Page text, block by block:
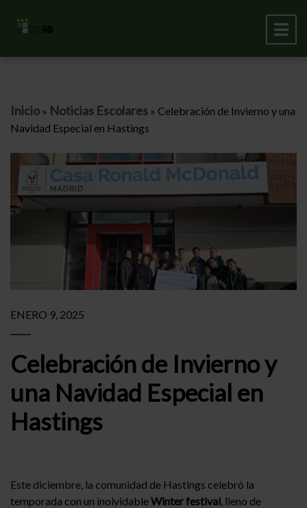
Inicio » Noticias Escolares » Celebración de Invierno y una
Navidad Especial en Hastings
ENERO 9, 2025
Celebración de Invierno y
una Navidad Especial en
Hastings
Este diciembre, la comunidad de Hastings celebró la
temporada con un inolvidableWinter festival, lleno de